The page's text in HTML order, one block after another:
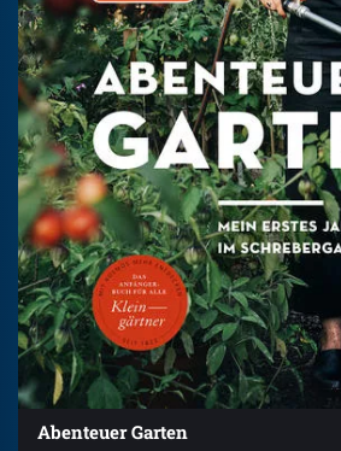
Abenteuer Garten